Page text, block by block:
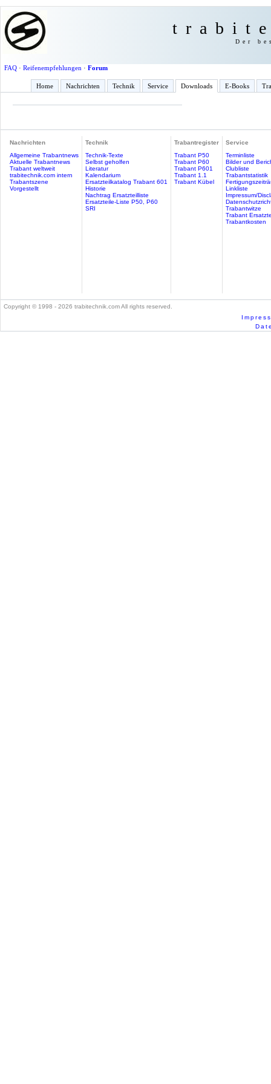
Der
FAQ· Reifenempfehlungen · Forum
Home Nachrichten Technik Service Downloads E-Books
Nachrichten
Allgemeine Trabantnews
Aktuelle Trabantnews
Trabant weltweit
trabitechnik.com intern
Trabantszene
Vorgestellt
Technik
Technik-Texte
Selbst geholfen
Literatur
Kalendarium
Ersatzteilkatalog Trabant 601
Historie
Nachtrag Ersatzteilliste
Ersatzteile-Liste P50, P60
SRI
Trabantregister
Trabant P50
Trabant P60
Trabant P601
Trabant 1.1
Trabant Kübel
Service
Terminliste
Bilder und
Clubliste
Trabantstatistik
Linkliste
Impressum/
Trabantwitze
Trabant
Trabantkosten
Copyright © 1998 - 2026 trabitechnik.com All rights reserved.